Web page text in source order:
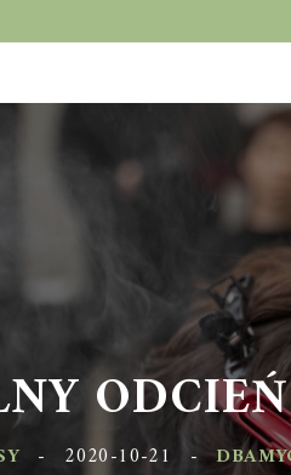
- 2020-10-21 -